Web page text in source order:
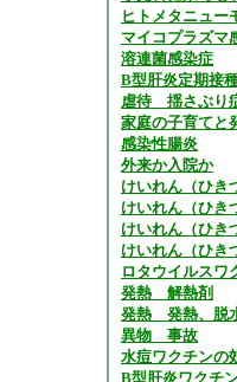
ヒトメタニュー
マイコプラズマ
溶連菌感染症
B型肝炎定期接
虐待 揺さぶり
家庭の子育てと
感染性腸炎
外来か入院か
けいれん（ひき
けいれん（ひき
けいれん（ひき
けいれん（ひき
ロタウイルスワ
発熱 解熱剤
発熱 発熱、脱
異物 事故
水痘ワクチンの
B型肝炎ワクチ